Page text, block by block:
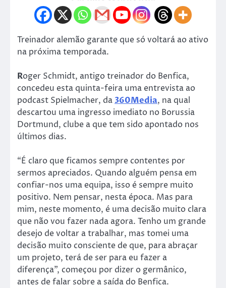
Treinador alemão garante que só voltará ao ativo
na próxima temporada.
Roger Schmidt, antigo treinador do Benfica,
concedeu esta quinta-feira uma entrevista ao
podcast Spielmacher, da 360Media, na qual
descartou uma ingresso imediato no Borussia
Dortmund, clube a que tem sido apontado nos
últimos dias.
“É claro que ficamos sempre contentes por
sermos apreciados. Quando alguém pensa em
confiar-nos uma equipa, isso é sempre muito
positivo. Nem pensar, nesta época. Mas para
mim, neste momento, é uma decisão muito clara
que não vou fazer nada agora. Tenho um grande
desejo de voltar a trabalhar, mas tomei uma
decisão muito consciente de que, para abraçar
um projeto, terá de ser para eu fazer a
diferença”, começou por dizer o germânico,
antes de falar sobre a saída do Benfica.